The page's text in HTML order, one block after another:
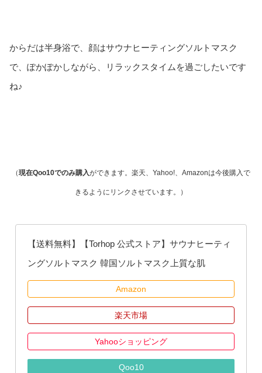
からだは半身浴で、顔はサウナヒーティングソルトマスク
で、ぽかぽかしながら、リラックスタイムを過ごしたいです
ね♪
（現在Qoo10でのみ購入ができます。楽天、Yahoo!、Amazonは今後購入で
きるようにリンクさせています。）
【送料無料】【Torhop 公式ストア】サウナヒーティ
ングソルトマスク 韓国ソルトマスク上質な肌
Amazon
楽天市場
Yahooショッピング
Qoo10